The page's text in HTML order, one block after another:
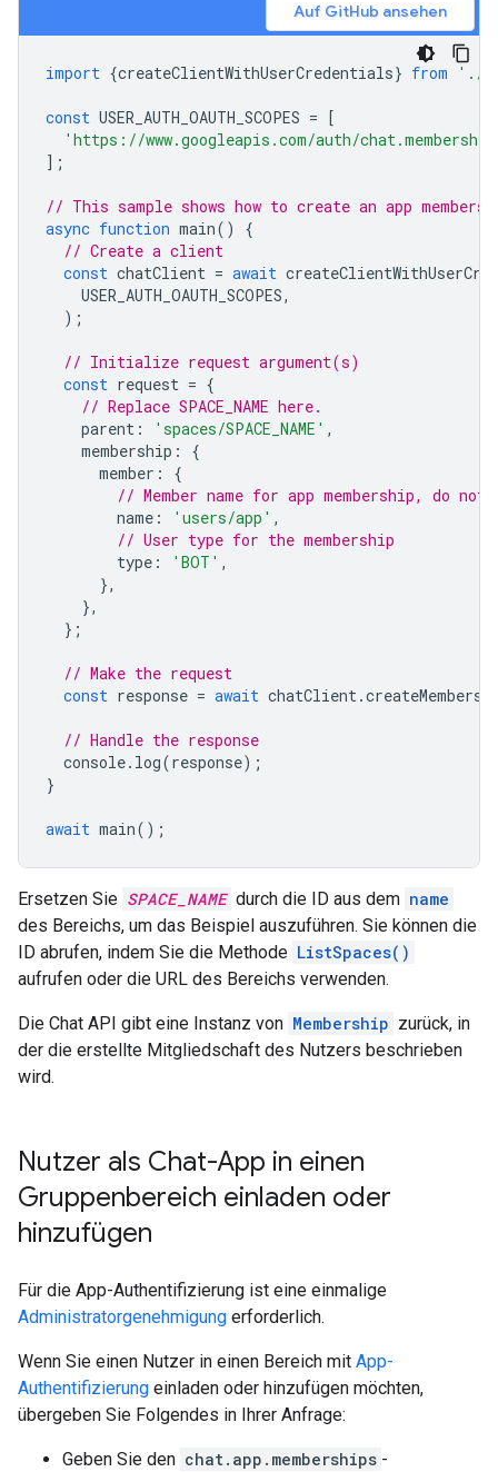
Auf GitHub ansehen
import {createClientWithUserCredentials} from './
const USER_AUTH_OAUTH_SCOPES = [
'https://www.googleapis.com/auth/
];
// This sample shows how to create an app
async function main()
{
// Create a client
const chatClient = await
USER_AUTH_OAUTH_SCOPES,
);
// Initialize request argument(s)
const request = {
// Replace SPACE_NAME here.
parent : 'spaces/SPACE_NAME' ,
membership :
{
member :
{
// Member name for app membership, do not
name : 'users/app' ,
// User type for the membership
type : 'BOT' ,
},
},
};
// Make the request
const response = await chatClient.
// Handle the response
console. log(response);
}
await main();
Ersetzen Sie SPACE_NAME durch die ID aus dem name
des Bereichs, um das Beispiel auszuführen. Sie können die
ID abrufen, indem Sie die Methode ListSpaces()
aufrufen oder die URL des Bereichs verwenden.
Die Chat API gibt eine Instanz von Membership zurück, in
der die erstellte Mitgliedschaft des Nutzers beschrieben
wird.
Nutzer als Chat-App in einen
Gruppenbereich einladen oder
hinzufügen
Für die App-Authentifizierung ist eine einmalige
Administratorgenehmigung erforderlich.
Wenn Sie einen Nutzer in einen Bereich mit App-
Authentifizierung einladen oder hinzufügen möchten,
übergeben Sie Folgendes in Ihrer Anfrage:
Geben Sie den chat.app.memberships -